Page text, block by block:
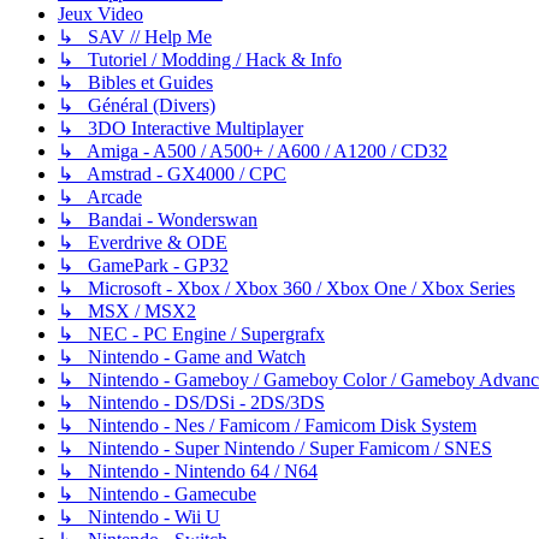
Jeux Video
↳ SAV // Help Me
↳ Tutoriel / Modding / Hack & Info
↳ Bibles et Guides
↳ Général (Divers)
↳ 3DO Interactive Multiplayer
↳ Amiga - A500 / A500+ / A600 / A1200 / CD32
↳ Amstrad - GX4000 / CPC
↳ Arcade
↳ Bandai - Wonderswan
↳ Everdrive & ODE
↳ GamePark - GP32
↳ Microsoft - Xbox / Xbox 360 / Xbox One / Xbox Series
↳ MSX / MSX2
↳ NEC - PC Engine / Supergrafx
↳ Nintendo - Game and Watch
↳ Nintendo - Gameboy / Gameboy Color / Gameboy
↳ Nintendo - DS/DSi - 2DS/3DS
↳ Nintendo - Nes / Famicom / Famicom Disk System
↳ Nintendo - Super Nintendo / Super Famicom / SNES
↳ Nintendo - Nintendo 64 / N64
↳ Nintendo - Gamecube
↳ Nintendo - Wii U